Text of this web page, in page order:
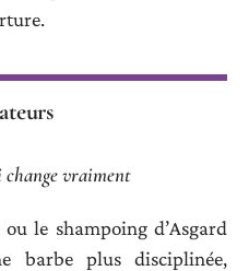
change vraiment
le shampoing d’Asgard
barbe plus disciplinée,